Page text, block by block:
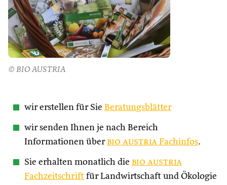
© BIO AUSTRIA
wir erstellen für Sie Beratungsblätter
wir senden Ihnen je nach Bereich
Informationen über bio austria Fachinfos.
Sie erhalten monatlich die bio austria
Fachzeitschrift für Landwirtschaft und Ökologie